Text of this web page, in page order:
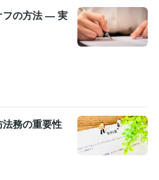
フの方法 ― 実
法務の重要性